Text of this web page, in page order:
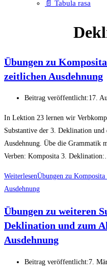
📄 Tabula rasa
Übungen zu
zeitlichen Ausdehnung
Beitrag veröffentlicht:17.
In Lektion 23 lernen wir
Substantive der 3. Deklination
Ausdehnung. Übe die Grammatik
Verben: Komposita 3.
WeiterlesenÜbungen zu
Ausdehnung
Übungen zu weiteren
Deklination und zum
Ausdehnung
Beitrag veröffentlicht:7.